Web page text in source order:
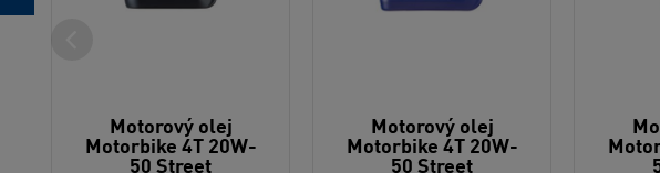
Motorový olej
Motorbike 4T 20W-
50 Street
Motorový olej
Motorbike 4T 20W-
50 Street